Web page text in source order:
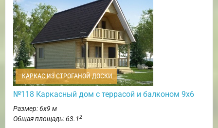
КАРКАС ИЗ СТРОГАНОЙ ДОСКИ
№118 Каркасный дом с террасой и балконом 9х6
Размер: 6х9 м
Общая площадь: 63.12